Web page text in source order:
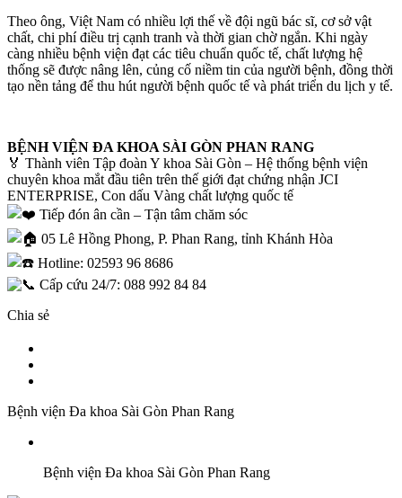
Theo ông, Việt Nam có nhiều lợi thế về đội ngũ bác sĩ, cơ sở vật
chất, chi phí điều trị cạnh tranh và thời gian chờ ngắn. Khi ngày
càng nhiều bệnh viện đạt các tiêu chuẩn quốc tế, chất lượng hệ
thống sẽ được nâng lên, củng cố niềm tin của người bệnh, đồng thời
tạo nền tảng để thu hút người bệnh quốc tế và phát triển du lịch y tế.
BỆNH VIỆN ĐA KHOA SÀI GÒN PHAN RANG
🏅 Thành viên Tập đoàn Y khoa Sài Gòn – Hệ thống bệnh viện
chuyên khoa mắt đầu tiên trên thế giới đạt chứng nhận JCI
ENTERPRISE, Con dấu Vàng chất lượng quốc tế
Tiếp đón ân cần – Tận tâm chăm sóc
05 Lê Hồng Phong, P. Phan Rang, tỉnh Khánh Hòa
Hotline: 02593 96 8686
Cấp cứu 24/7: 088 992 84 84
Chia sẻ
Bệnh viện Đa khoa Sài Gòn Phan Rang
Bệnh viện Đa khoa Sài Gòn Phan Rang